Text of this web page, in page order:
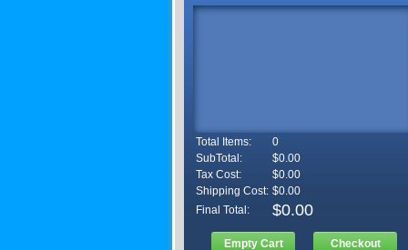
Total Items:
0
SubTotal:
$0.00
Tax Cost:
$0.00
Shipping Cost: $0.00
Final Total:
$0.00
Empty Cart Checkout